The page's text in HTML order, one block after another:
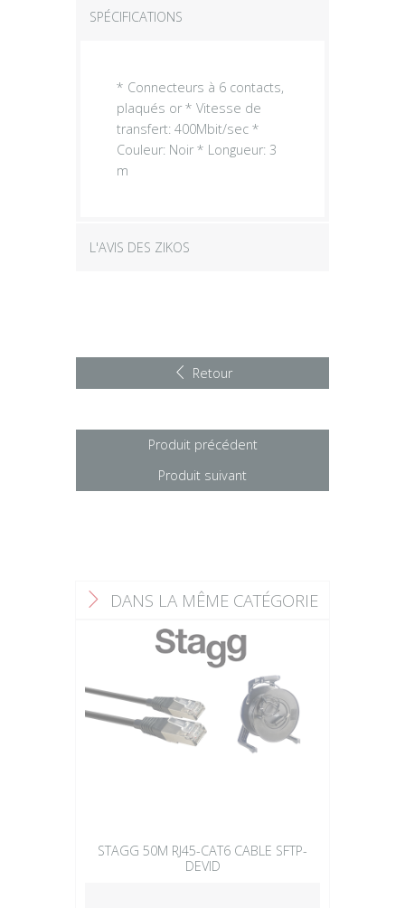
SPÉCIFICATIONS
* Connecteurs à 6 contacts,
plaqués or * Vitesse de
transfert: 400Mbit/sec *
Couleur: Noir * Longueur: 3
m
L'AVIS DES ZIKOS
Retour
Produit précédent
Produit suivant
F DANS LA MÊME CATÉGORIE
STAGG 50M RJ45-CAT6 CABLE SFTP-
DEVID